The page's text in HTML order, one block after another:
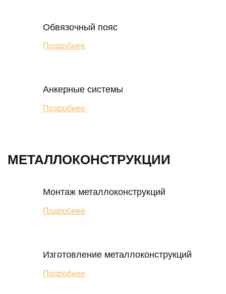
Обвязочный пояс
Подробнее
Анкерные системы
Подробнее
МЕТАЛЛОКОНСТРУКЦИИ
Монтаж металлоконструкций
Подробнее
Изготовление металлоконструкций
Подробнее